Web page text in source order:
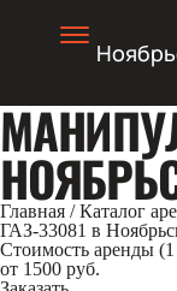
Главная / Каталог
ГАЗ-33081 в
Стоимость аренды (1
от 1500 руб.